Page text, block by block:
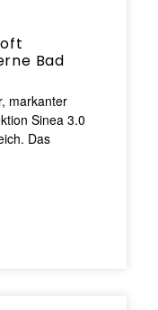
Bad
markanter
Sinea 3.0
Das